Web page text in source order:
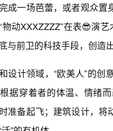
成一场芭蕾，或者观众
物动XXXZZZZ”在表😎演
与前卫的科技手段，创造
设计领域，“欧美人”的创
据穿着者的体温、情绪
准备起飞；建筑设计，